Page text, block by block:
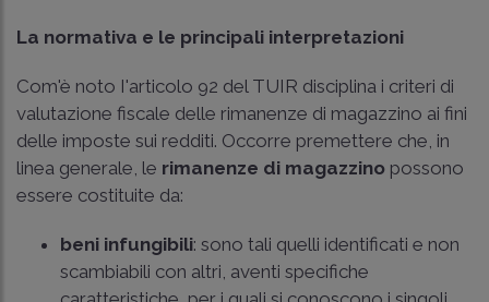
La normativa e le principali interpretazioni
Com'è noto I'articolo 92 del TUIR disciplina i criteri di
valutazione fiscale delle rimanenze di magazzino ai fini
delle imposte sui redditi. Occorre premettere che, in
linea generale, le rimanenze di magazzino possono
essere costituite da:
beni infungibili: sono tali quelli identificati e non
scambiabili con altri, aventi specifiche